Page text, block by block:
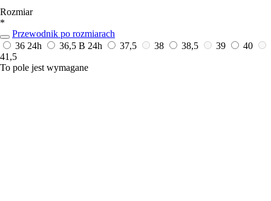
Rozmiar
*
Przewodnik po rozmiarach
36 24h 36,5 B 24h 37,5 38 38,5 39
40
41,5
To pole jest wymagane